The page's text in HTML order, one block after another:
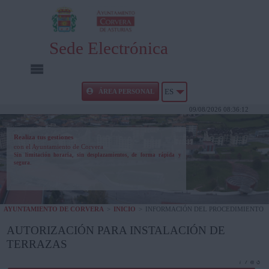
Sede Electrónica
INICIO
CARPETA CIUDADANA
AYUDA
ÁREA PERSONAL ES
09/08/2026 08:36:12
Realiza tus gestiones
con el Ayuntamiento de Corvera
Sin limitación horaria, sin desplazamientos, de forma rápida y
segura.
AYUNTAMIENTO DE CORVERA INICIO INFORMACIÓN DEL PROCEDIMIENTO
AUTORIZACIÓN PARA INSTALACIÓN DE
TERRAZAS